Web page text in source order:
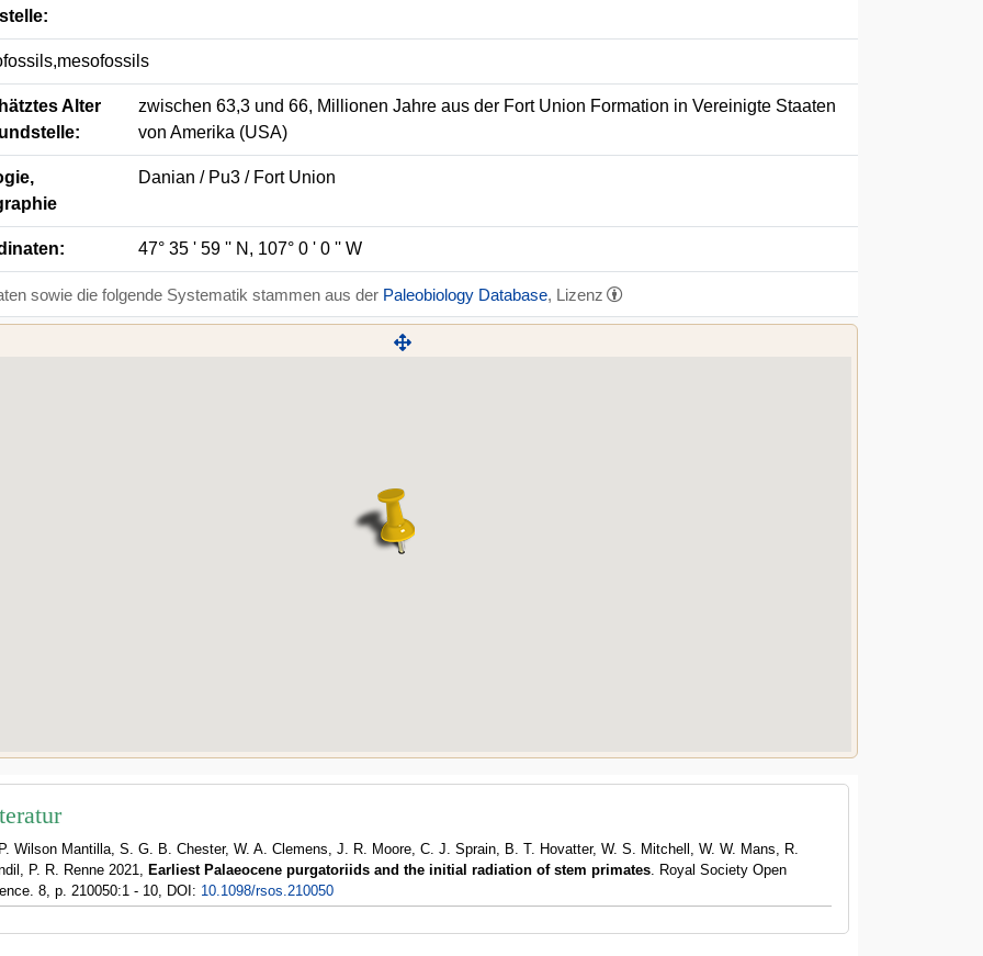
Alter
zwischen 63,3 und 66, Millionen Jahre aus der Fort Union Formation in Vereinigte Staaten
von Amerika (USA)
Danian / Pu3 / Fort Union
47° 35 ' 59 '' N, 107° 0 ' 0 '' W
sowie die folgende Systematik stammen aus der Paleobiology Database, Lizenz
Wilson Mantilla, S. G. B. Chester, W. A. Clemens, J. R. Moore, C. J. Sprain, B. T. Hovatter, W. S. Mitchell, W. W. Mans, R.
P. R. Renne 2021, Earliest Palaeocene purgatoriids and the initial radiation of stem primates. Royal Society Open
8, p. 210050:1 - 10, DOI: 10.1098/rsos.210050